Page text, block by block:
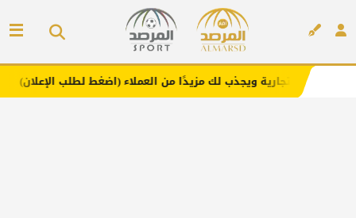
ويجذب لك مزيدًا من العملاء (اضغط لطلب الإعلان)